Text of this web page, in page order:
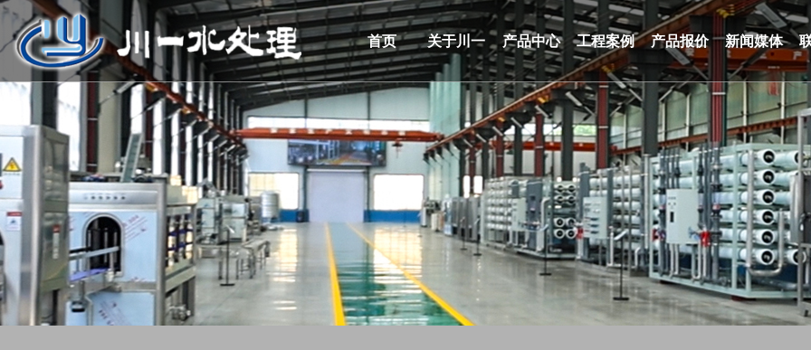
首页 关于川一 产品中心 工程案例 产品报价 新闻媒体